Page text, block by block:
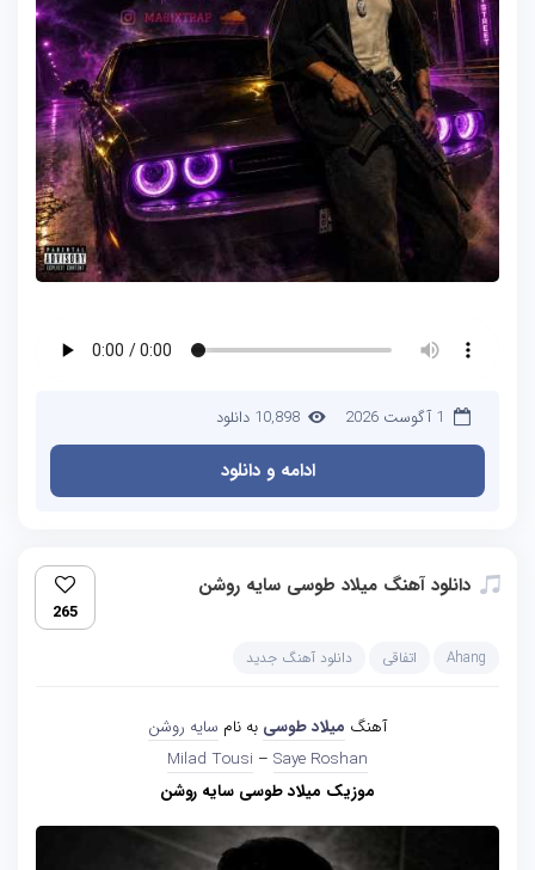
1 آگوست 2026 10,898 دانلود
ادامه و دانلود
دانلود آهنگ میلاد طوسی سایه روشن
265
Ahang اتفاقی دانلود آهنگ جدید
آهنگ میلاد طوسی به نام سایه روشن
Milad Tousi – Saye Roshan
موزیک میلاد طوسی سایه روشن